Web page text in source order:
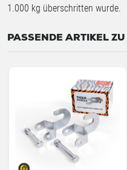
1.000 kg überschritten wurde.
PASSENDE ARTIKEL